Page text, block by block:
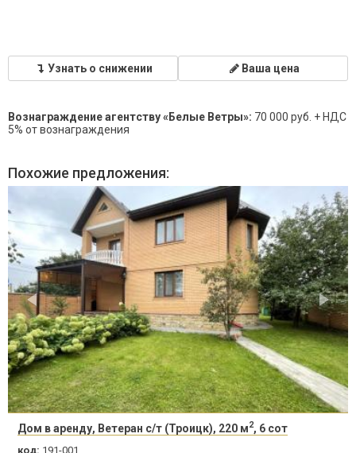
Узнать о снижении Ваша цена
Вознаграждение агентству «Белые Ветры»: 70 000 руб. + НДС
5% от вознаграждения
Похожие предложения:
Дом в аренду, Ветеран с/т (Троицк), 220 м2, 6 сот
код: 191-001